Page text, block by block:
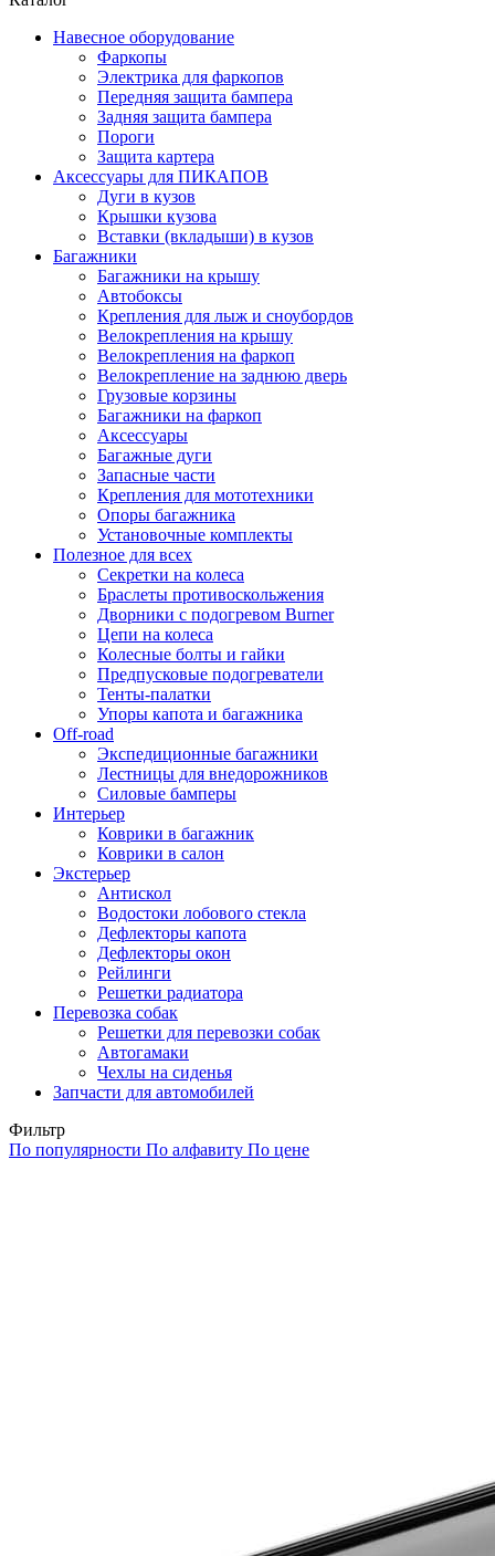
Навесное оборудование
Фаркопы
Электрика для фаркопов
Передняя защита бампера
Задняя защита бампера
Пороги
Защита картера
Аксессуары для ПИКАПОВ
Дуги в кузов
Крышки кузова
Вставки (вкладыши) в кузов
Багажники
Багажники на крышу
Автобоксы
Крепления для лыж и сноубордов
Велокрепления на крышу
Велокрепления на фаркоп
Велокрепление на заднюю дверь
Грузовые корзины
Багажники на фаркоп
Аксессуары
Багажные дуги
Запасные части
Крепления для мототехники
Опоры багажника
Установочные комплекты
Полезное для всех
Секретки на колеса
Браслеты противоскольжения
Дворники с подогревом Burner
Цепи на колеса
Колесные болты и гайки
Предпусковые подогреватели
Тенты-палатки
Упоры капота и багажника
Off-road
Экспедиционные багажники
Лестницы для внедорожников
Силовые бамперы
Интерьер
Коврики в багажник
Коврики в салон
Экстерьер
Антискол
Водостоки лобового стекла
Дефлекторы капота
Дефлекторы окон
Рейлинги
Решетки радиатора
Перевозка собак
Решетки для перевозки собак
Автогамаки
Чехлы на сиденья
Запчасти для автомобилей
Фильтр
По популярности По алфавиту По цене